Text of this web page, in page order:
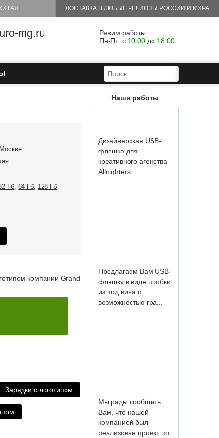
ДОСТАВКА В ЛЮБЫЕ РЕГИОНЫ РОССИИ И МИРА
mg.ru
Режим работы:
Пн-Пт: с 10.00 до 18.00
ФОРМА ПОИСКА
ПОИСК
Гб ,64 Гб 128 Гб
компании Grand
Зарядки с логотипом
Наши работы
флешка для
креативного агенства
из под вина с
возможностью гра...
компанией был
реализован проект по
в стекле и на
колпачке, упакова...